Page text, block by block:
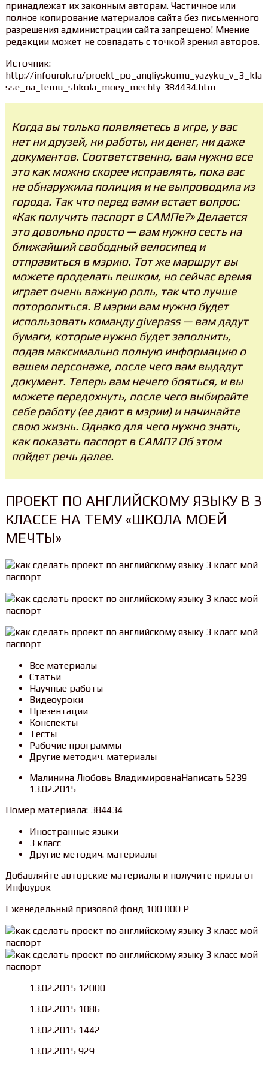
принадлежат их законным авторам. Частичное или
полное копирование материалов сайта без письменного
разрешения администрации сайта запрещено! Мнение
редакции может не совпадать с точкой зрения авторов.
Источник:
http://infourok.ru/proekt_po_angliyskomu_yazyku_v_3_kla
sse_na_temu_shkola_moey_mechty-384434.htm
Когда вы только появляетесь в игре, у вас
нет ни друзей, ни работы, ни денег, ни даже
документов. Соответственно, вам нужно все
это как можно скорее исправлять, пока вас
не обнаружила полиция и не выпроводила из
города. Так что перед вами встает вопрос:
«Как получить паспорт в САМПе?» Делается
это довольно просто — вам нужно сесть на
ближайший свободный велосипед и
отправиться в мэрию. Тот же маршрут вы
можете проделать пешком, но сейчас время
играет очень важную роль, так что лучше
поторопиться. В мэрии вам нужно будет
использовать команду givepass — вам дадут
бумаги, которые нужно будет заполнить,
подав максимально полную информацию о
вашем персонаже, после чего вам выдадут
документ. Теперь вам нечего бояться, и вы
можете передохнуть, после чего выбирайте
себе работу (ее дают в мэрии) и начинайте
свою жизнь. Однако для чего нужно знать,
как показать паспорт в САМП? Об этом
пойдет речь далее.
ПРОЕКТ ПО АНГЛИЙСКОМУ ЯЗЫКУ В 3
КЛАССЕ НА ТЕМУ «ШКОЛА МОЕЙ
МЕЧТЫ»
Все материалы
Статьи
Научные работы
Видеоуроки
Презентации
Конспекты
Тесты
Рабочие программы
Другие методич. материалы
Малинина Любовь ВладимировнаНаписать 5239
13.02.2015
Номер материала: 384434
Иностранные языки
3 класс
Другие методич. материалы
Добавляйте авторские материалы и получите призы от
Инфоурок
Еженедельный призовой фонд 100 000 Р
13.02.2015 12000
13.02.2015 1086
13.02.2015 1442
13.02.2015 929